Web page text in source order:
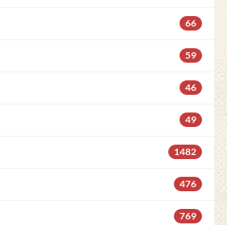
66
59
46
49
1482
476
769